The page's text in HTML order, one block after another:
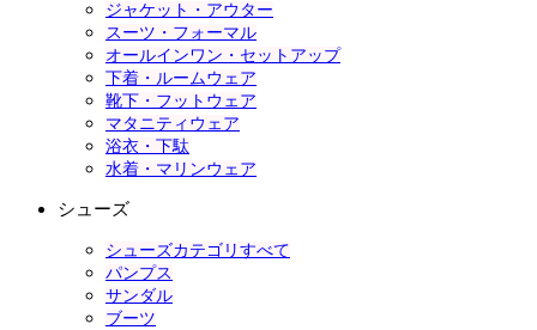
ジャケット・アウター
スーツ・フォーマル
オールインワン・セットアップ
下着・ルームウェア
靴下・フットウェア
マタニティウェア
浴衣・下駄
水着・マリンウェア
シューズ
シューズカテゴリすべて
パンプス
サンダル
ブーツ